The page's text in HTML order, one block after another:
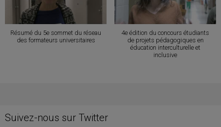
Résumé du 5e sommet du réseau
des formateurs universitaires
4e édition du concours étudiants
de projets pédagogiques en
éducation interculturelle et
inclusive
Suivez-nous sur Twitter